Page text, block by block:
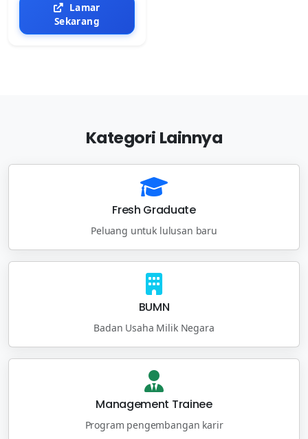
Lamar
Sekarang
Kategori Lainnya
Fresh Graduate
Peluang untuk lulusan baru
BUMN
Badan Usaha Milik Negara
Management Trainee
Program pengembangan karir